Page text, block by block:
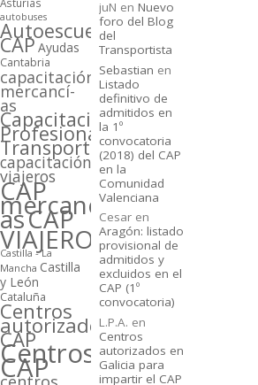
autobuses
Autoescuelas
CAPAyudas
Cantabria
capacitación
mercancí­
as
Capacitación
Profesional
Transporte
capacitación
viajeros
CAP
mercancí­
asCAP
VIAJEROS
Castilla - La
Mancha Castilla
y León
Cataluña
Centros
autorizados
CAP
Centros
CAP
juN en Nuevo
foro del Blog
del
Transportista
Sebastian en
Listado
definitivo de
admitidos en
la 1º
convocatoria
(2018) del CAP
en la
Comunidad
Valenciana
Cesaren
Aragón: listado
provisional de
admitidos y
excluidos en el
CAP (1º
convocatoria)
L.P.A. en
Centros
autorizados en
Galicia para
impartir el CAP